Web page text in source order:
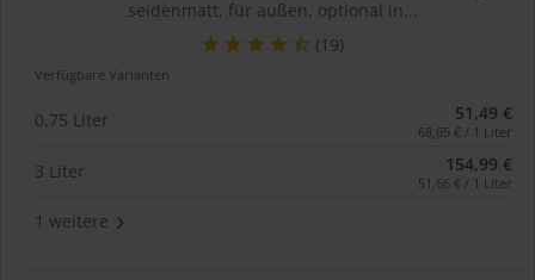
seidenmatt, für außen, optional in...
(19)
Verfügbare Varianten
0,75 Liter 51,49 €
68,65 € / 1 Liter
3 Liter 154,99 €
51,66 € / 1 Liter
1 weitere